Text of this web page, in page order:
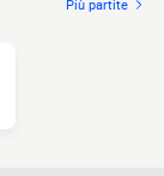
Più partite